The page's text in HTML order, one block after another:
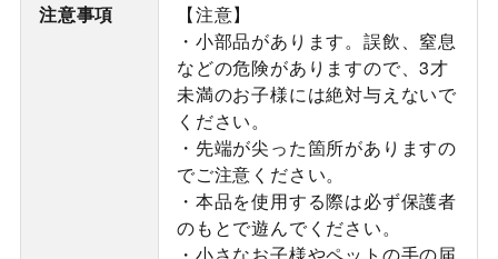
注意事項
【注意】
・小部品があります。誤飲、窒息
などの危険がありますので、3才
未満のお子様には絶対与えないで
ください。
・先端が尖った箇所がありますの
でご注意ください。
・本品を使用する際は必ず保護者
のもとで遊んでください。